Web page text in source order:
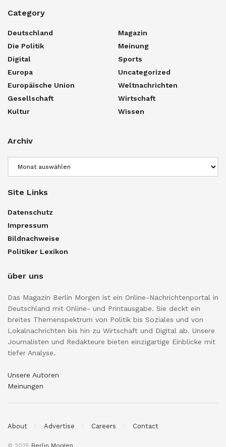
Category
Deutschland
Die Politik
Digital
Europa
Europäische Union
Gesellschaft
Kultur
Magazin
Meinung
Sports
Uncategorized
Weltnachrichten
Wirtschaft
Wissen
Archiv
Site Links
Datenschutz
Impressum
Bildnachweise
Politiker Lexikon
über uns
Das Magazin Berlin Morgen ist ein Online-Nachrichtenportal in
Deutschland mit Online- und Printausgabe. Sie deckt ein
breites Themenspektrum von Politik bis Soziales und von
Lokalnachrichten bis hin zu Wirtschaft und Digital ab. Unsere
Journalisten und Redakteure bieten einzigartige Einblicke mit
tiefer Analyse.
Unsere Autoren
Meinungen
About Advertise Careers Contact
© 2025 Berlin Morgen